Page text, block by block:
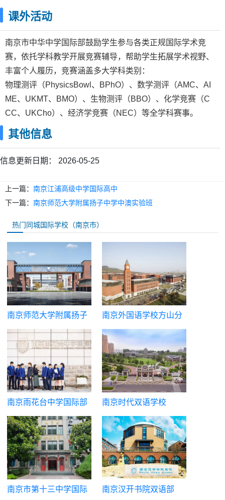
课外活动
南京市中华中学国际部鼓励学生参与各类正规国际学术竞
赛，依托学科教学开展竞赛辅导，帮助学生拓展学术视野、
丰富个人履历，竞赛涵盖多大学科类别：
物理测评（PhysicsBowl、BPhO）、数学测评（AMC、AI
ME、UKMT、BMO）、生物测评（BBO）、化学竞赛（C
CC、UKCho）、经济学竞赛（NEC）等全学科赛事。
其他信息
信息更新日期： 2026-05-25
上一篇： 南京江浦高级中学国际高中
下一篇： 南京师范大学附属扬子中学中澳实验班
热门同城国际学校（南京市）
南京师范大学附属扬子
中学中澳实验班
南京外国语学校方山分
校国际高中
南京雨花台中学国际部 南京时代双语学校
南京市第十三中学国际
南京汉开书院双语部